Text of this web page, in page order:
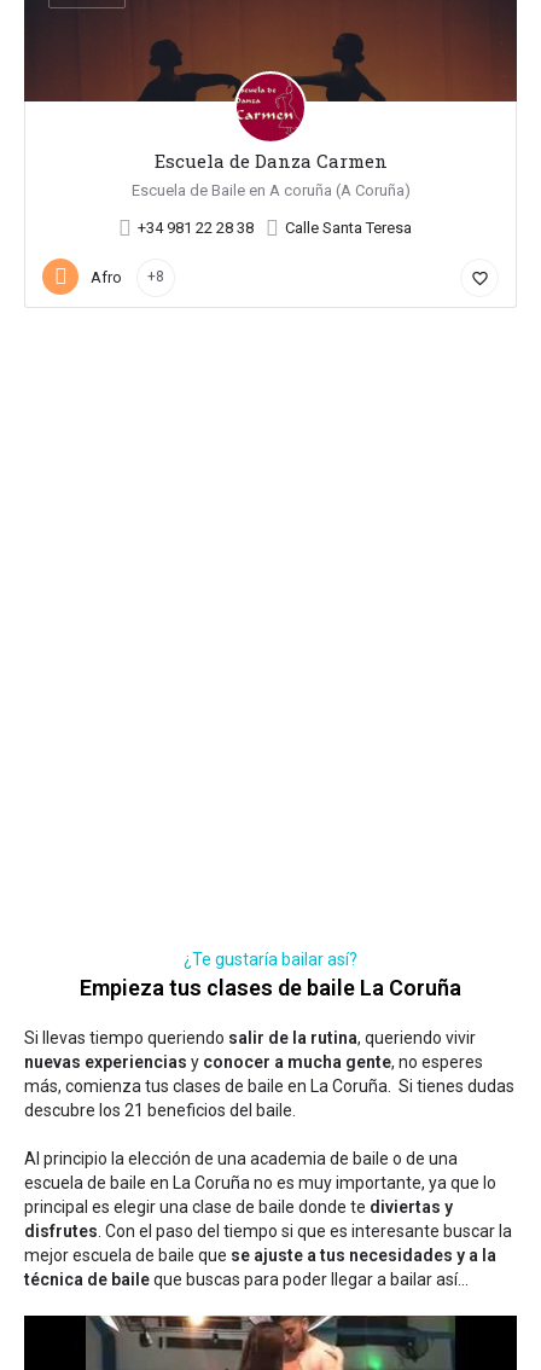
Escuela de Danza Carmen
Escuela de Baile en A coruña (A Coruña)
+34 981 22 28 38 Calle Santa Teresa
Afro +8 favorite_border
¿Te gustaría bailar así?
Empieza tus clases de baile La Coruña
Si llevas tiempo queriendo salir de la rutina, queriendo vivir
nuevas experiencias y conocer a mucha gente, no esperes
más, comienza tus clases de baile en La Coruña. Si tienes dudas
descubre los 21 beneficios del baile.
Al principio la elección de una academia de baile o de una
escuela de baile en La Coruña no es muy importante, ya que lo
principal es elegir una clase de baile donde te diviertas y
disfrutes. Con el paso del tiempo si que es interesante buscar la
mejor escuela de baile que se ajuste a tus necesidades y a la
técnica de baileque buscas para poder llegar a bailar así...